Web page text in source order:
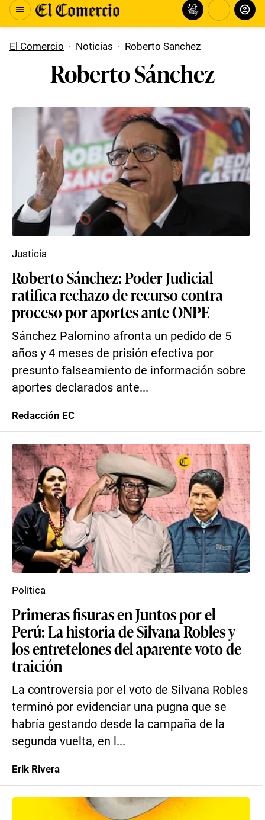
El Comercio · Noticias · Roberto Sanchez
Roberto Sánchez
Roberto Sánchez: Poder Judicial
ratifica rechazo de recurso contra
proceso por aportes ante ONPE
Sánchez Palomino afronta un pedido de 5
años y 4 meses de prisión efectiva por
presunto falseamiento de información sobre
aportes declarados ante...
Justicia
Redacción EC
Primeras fisuras en Juntos por el
Perú: La historia de Silvana Robles y
los entretelones del aparente voto de
traición
La controversia por el voto de Silvana Robles
terminó por evidenciar una pugna que se
habría gestando desde la campaña de la
segunda vuelta, en l...
Política
Erik Rivera